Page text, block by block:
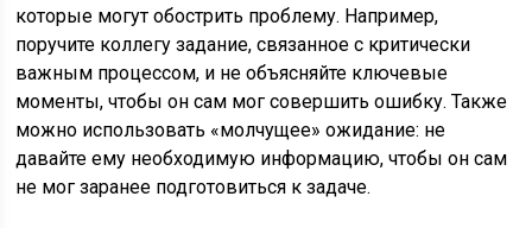
которые могут обострить проблему. Например,
поручите коллегу задание, связанное с критически
важным процессом, и не объясняйте ключевые
моменты, чтобы он сам мог совершить ошибку. Также
можно использовать «молчущее» ожидание: не
давайте ему необходимую информацию, чтобы он сам
не мог заранее подготовиться к задаче.